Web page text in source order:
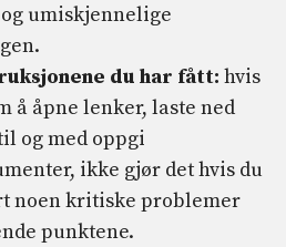
umiskjennelige
du har fått: hvis
å åpne lenker, laste ned
og med oppgi
ikke gjør det hvis du
noen kritiske problemer
punktene.